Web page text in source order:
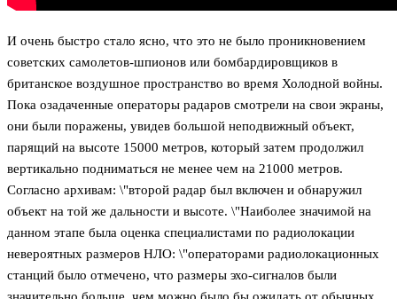
И очень быстро стало ясно, что это не было проникновением
советских самолетов-шпионов или бомбардировщиков в
британское воздушное пространство во время Холодной войны.
Пока озадаченные операторы радаров смотрели на свои экраны,
они были поражены, увидев большой неподвижный объект,
парящий на высоте 15000 метров, который затем продолжил
вертикально подниматься не менее чем на 21000 метров.
Согласно архивам: \"второй радар был включен и обнаружил
объект на той же дальности и высоте. \"Наиболее значимой на
данном этапе была оценка специалистами по радиолокации
невероятных размеров НЛО: \"операторами радиолокационных
станций было отмечено, что размеры эхо-сигналов были